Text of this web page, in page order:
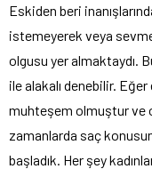
Eskiden beri
istemeyerek veya
olgusu yer almaktaydı.
ile alakalı denebilir.
muhteşem olmuştur ve
zamanlarda saç
başladık. Her şey